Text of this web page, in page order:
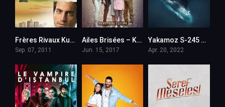
Frères Rivaux Kuzey Guney – en VF (Voix Francaise)
Sep. 07, 2011
Ailes Brisées – Kanatsiz Kuslar en VF (Voix Francaise)
Jun. 15, 2017
Yakamoz S-245 en VF (Voix Francaise)
Apr. 20, 2022